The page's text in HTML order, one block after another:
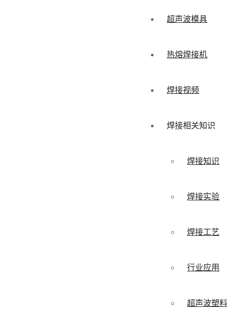
超声波模具
热熔焊接机
焊接视频
焊接相关知识
焊接知识
焊接实验
焊接工艺
行业应用
超声波塑